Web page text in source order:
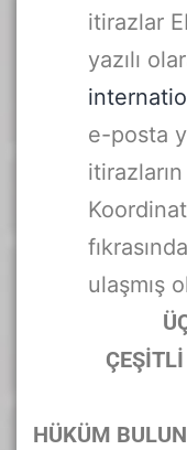
itirazlar
yazılı
e-posta
ulaşmış
HÜKÜM